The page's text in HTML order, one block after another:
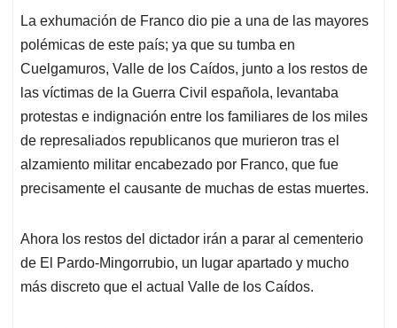
La exhumación de Franco dio pie a una de las mayores
polémicas de este país; ya que su tumba en
Cuelgamuros, Valle de los Caídos, junto a los restos de
las víctimas de la Guerra Civil española, levantaba
protestas e indignación entre los familiares de los miles
de represaliados republicanos que murieron tras el
alzamiento militar encabezado por Franco, que fue
precisamente el causante de muchas de estas muertes.
Ahora los restos del dictador irán a parar al cementerio
de El Pardo-Mingorrubio, un lugar apartado y mucho
más discreto que el actual Valle de los Caídos.